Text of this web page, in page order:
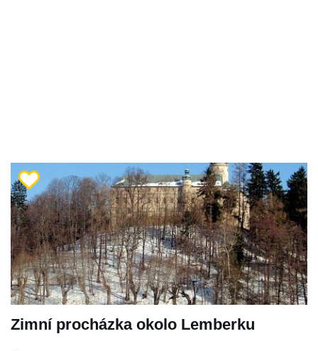
Zimní procházka okolo Lemberku